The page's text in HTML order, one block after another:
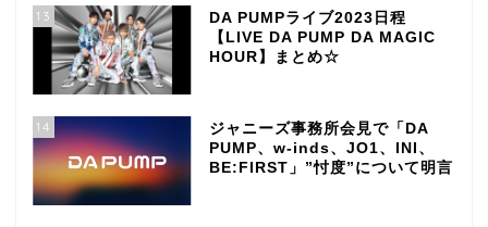
13
DA PUMPライブ2023日程
【LIVE DA PUMP DA MAGIC
HOUR】まとめ☆
14
ジャニーズ事務所会見で「DA
PUMP、w-inds、JO1、INI、
BE:FIRST」”忖度”について明言